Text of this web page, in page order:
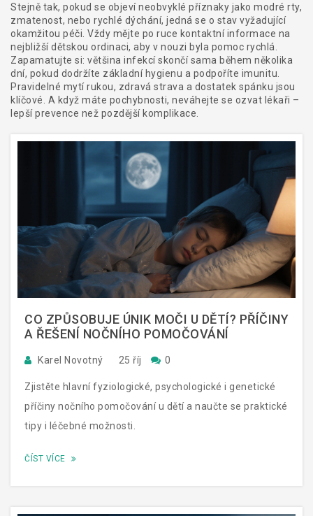
Stejně tak, pokud se objeví neobvyklé příznaky jako modré rty,
zmatenost, nebo rychlé dýchání, jedná se o stav vyžadující
okamžitou péči. Vždy mějte po ruce kontaktní informace na
nejbližší dětskou ordinaci, aby v nouzi byla pomoc rychlá.
Zapamatujte si: většina infekcí skončí sama během několika
dní, pokud dodržíte základní hygienu a podpoříte imunitu.
Pravidelné mytí rukou, zdravá strava a dostatek spánku jsou
klíčové. A když máte pochybnosti, neváhejte se ozvat lékaři –
lepší prevence než pozdější komplikace.
CO ZPŮSOBUJE ÚNIK MOČI U DĚTÍ? PŘÍČINY
A ŘEŠENÍ NOČNÍHO POMOČOVÁNÍ
Karel Novotný 25 říj 0
Zjistěte hlavní fyziologické, psychologické i genetické
příčiny nočního pomočování u dětí a naučte se praktické
tipy i léčebné možnosti.
ČÍST VÍCE